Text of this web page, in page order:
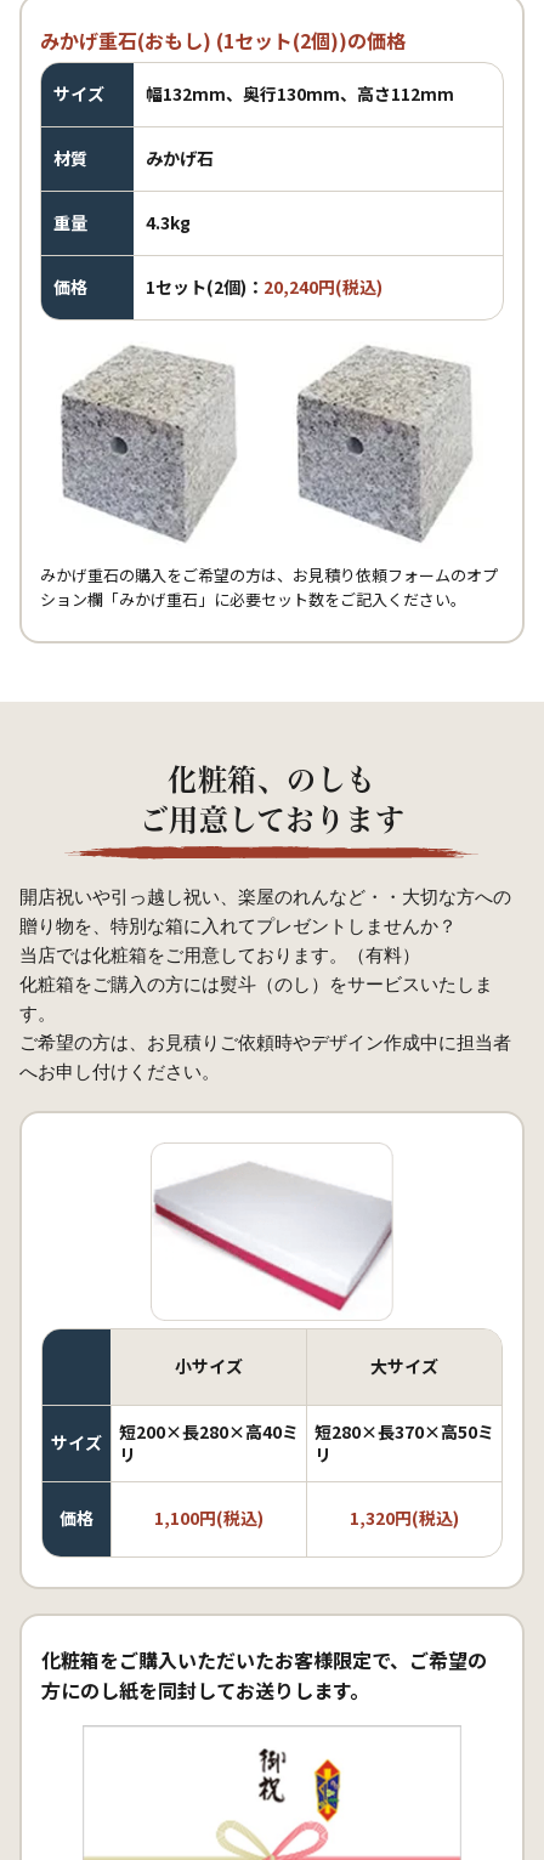
みかげ重石(おもし) (1セット(2個))の価格
サイズ 幅132mm、奥行130mm、高さ112mm
材質 みかげ石
重量 4.3kg
価格 1セット(2個)： 20,240円(税込)
みかげ重石の購入をご希望の方は、お見積り依頼フォームのオプ
ション欄「みかげ重石」に必要セット数をご記入ください。
化粧箱、のしも
ご用意しております
開店祝いや引っ越し祝い、楽屋のれんなど・・大切な方への
贈り物を、特別な箱に入れてプレゼントしませんか？
当店では化粧箱をご用意しております。（有料）
化粧箱をご購入の方には熨斗（のし）をサービスいたしま
す。
ご希望の方は、お見積りご依頼時やデザイン作成中に担当者
へお申し付けください。
小サイズ 大サイズ
サイズ
短200×長280×高40ミ
リ
短280×長370×高50ミ
リ
価格 1,100円(税込) 1,320円(税込)
化粧箱をご購入いただいたお客様限定で、ご希望の
方にのし紙を同封してお送りします。